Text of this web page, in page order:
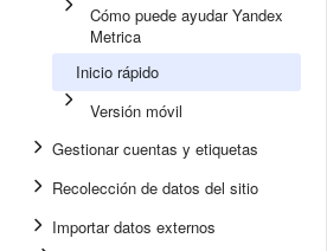
Cómo puede ayudar Yandex
Metrica
Inicio rápido
Versión móvil
Gestionar cuentas y etiquetas
Recolección de datos del sitio
Importar datos externos